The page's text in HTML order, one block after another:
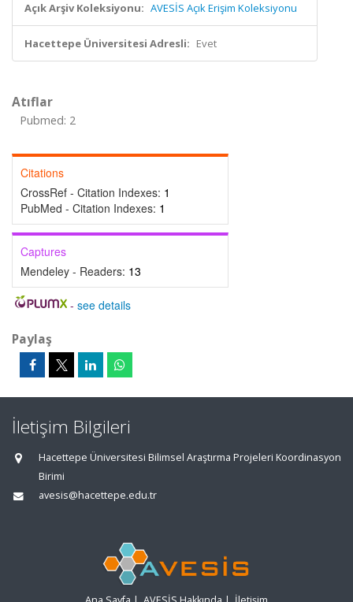
Açık Arşiv Koleksiyonu: AVESİS Açık Erişim Koleksiyonu
Hacettepe Üniversitesi Adresli: Evet
Atıflar
Pubmed: 2
Citations
CrossRef - Citation Indexes: 1
PubMed - Citation Indexes: 1
Captures
Mendeley - Readers: 13
- see details
Paylaş
İletişim Bilgileri
Hacettepe Üniversitesi Bilimsel Araştırma Projeleri Koordinasyon
Birimi
avesis@hacettepe.edu.tr